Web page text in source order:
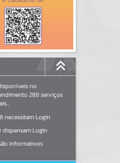
no
288serviços
necessitam Login
dispensam Login
informativos